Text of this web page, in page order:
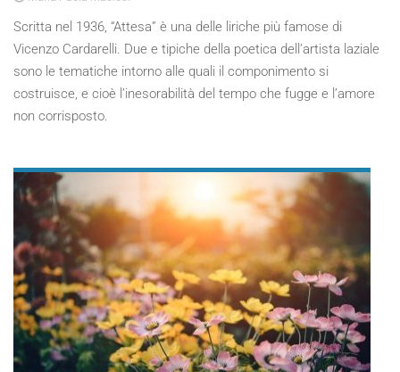
Scritta nel 1936, “Attesa” è una delle liriche più famose di
Vicenzo Cardarelli. Due e tipiche della poetica dell’artista laziale
sono le tematiche intorno alle quali il componimento si
costruisce, e cioè l’inesorabilità del tempo che fugge e l’amore
non corrisposto.